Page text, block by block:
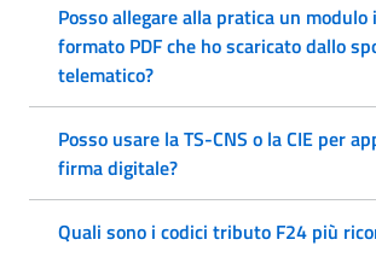
Posso allegare alla pratica un modulo
formato PDF che ho scaricato dallo
telematico?
Posso usare la TS-CNS o la CIE per
firma digitale?
Quali sono i codici tributo F24 più